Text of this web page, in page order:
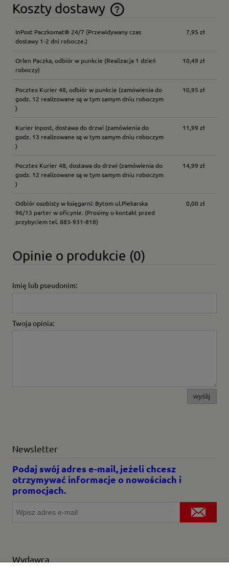
Koszty dostawy
Cena nie zawiera ewentualnych kosztów płatności
InPost Paczkomat® 24/7 (Przewidywany czas
dostawy 1-2 dni robocze.)
7,95 zł
Orlen Paczka, odbiór w punkcie (Realizacja 1 dzień
roboczy)
10,49 zł
Pocztex Kurier 48, odbiór w punkcie (zamówienia do
godz. 12 realizowane są w tym samym dniu roboczym
)
10,95 zł
Kurier Inpost, dostawa do drzwi (zamówienia do
godz. 13 realizowane są w tym samym dniu roboczym
)
11,99 zł
Pocztex Kurier 48, dostawa do drzwi (zamówienia do
godz. 12 realizowane są w tym samym dniu roboczym
)
14,99 zł
Odbiór osobisty w księgarni: Bytom ul.Piekarska
96/13 parter w oficynie. (Prosimy o kontakt przed
przybyciem tel. 883-931-818)
0,00 zł
Opinie o produkcie (0)
Imię lub pseudonim:
Twoja opinia:
wyślij
Newsletter
Podaj swój adres e-mail, jeżeli chcesz
otrzymywać informacje o nowościach i
promocjach.
Wydawca